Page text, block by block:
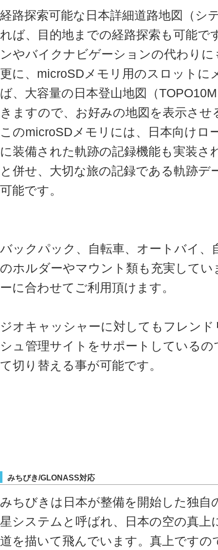
経路探索可能な日本詳細道路地図（シ
れば、目的地までの経路探索も可能で
ンやバイクナビゲーションの代わり
更に、microSDメモリ用のスロットに
ば、大容量の日本登山地図（
きますので、お好みの地図を表示させ
このmicroSDメモリには、日本向けロ
に装備された軌跡の記録機能も実装さ
と併せ、大切な旅の記録である軌跡デ
可能です。
バックパック、自転車、オートバイ、
のホルダーやマウント類も充実して
ーに合わせてご利用頂けます。
ジオキャッシャーに対してもフレン
シュ管理サイトをサポートしている
て切り替える事が可能です。
みちびき/GLONASS対応
みちびきは日本が整備を開始した独自
星システムと呼ばれ、日本の空の真上
道を描いて飛んでいます。真上ですの